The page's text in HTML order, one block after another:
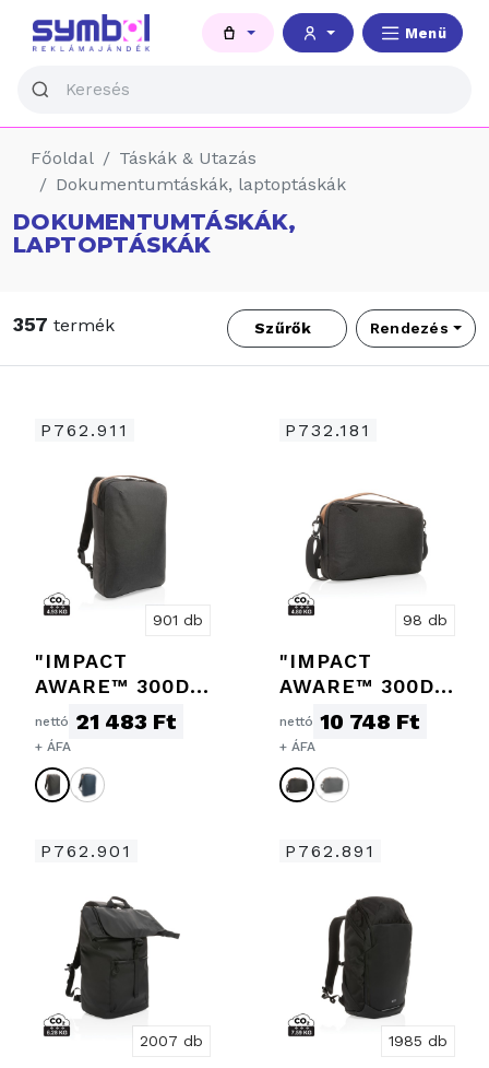
Menü
Főoldal
Táskák & Utazás
Dokumentumtáskák, laptoptáskák
DOKUMENTUMTÁSKÁK,
LAPTOPTÁSKÁK
357 termék Szűrők Rendezés
P762.911
901 db
"IMPACT
AWARE™ 300D
TWO TONE
DELUXE 15,6""-
HÁTIZSÁ
nettó 21 483 Ft
+ ÁFA
P732.181
98 db
"IMPACT
AWARE™ 300D
TWO TONE
DELUXE 15,6""-
LAPTOPTÁSKA"
nettó 10 748 Ft
+ ÁFA
P762.901
2007 db
P762.891
1985 db